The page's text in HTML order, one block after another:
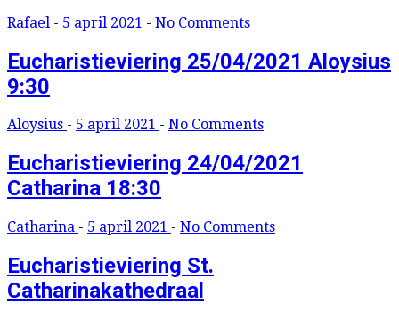
Rafael - 5 april 2021 - No Comments
Eucharistieviering 25/04/2021 Aloysius
9:30
Aloysius - 5 april 2021 - No Comments
Eucharistieviering 24/04/2021
Catharina 18:30
Catharina - 5 april 2021 - No Comments
Eucharistieviering St.
Catharinakathedraal